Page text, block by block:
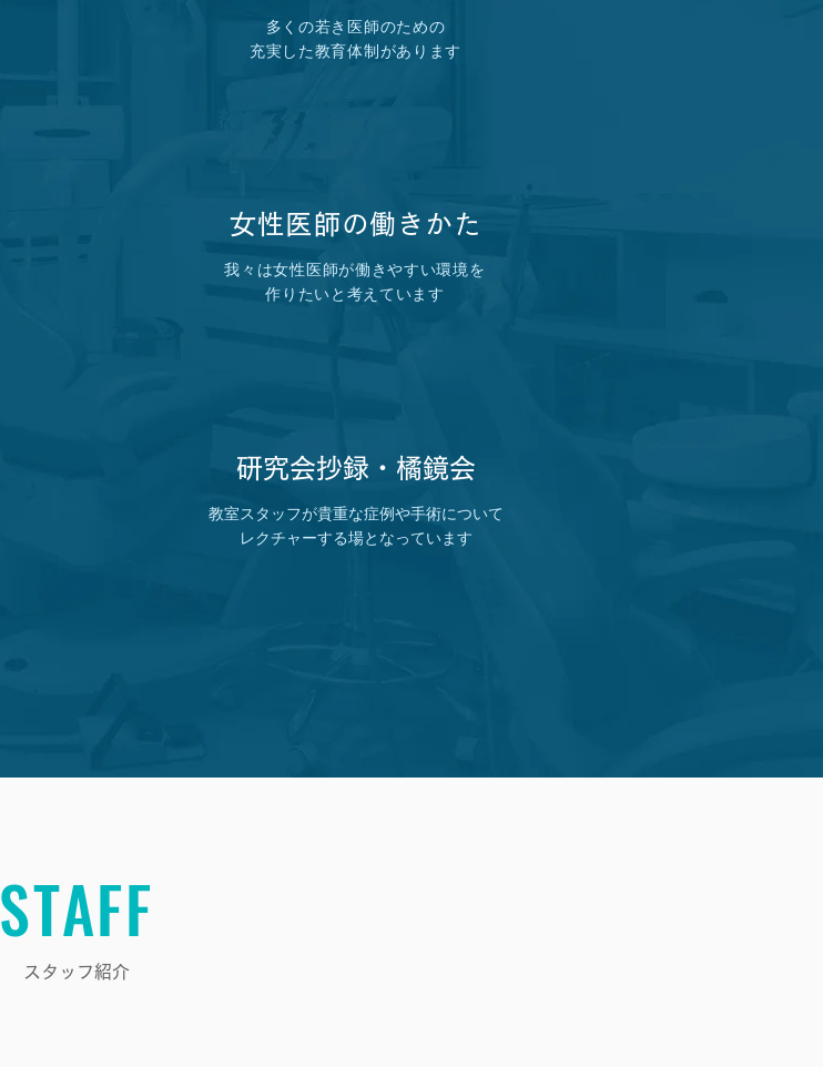
多くの若き医師のための
充実した教育体制があります
女性医師の働きかた
我々は女性医師が働きやすい環境を
作りたいと考えています
​研究会抄録・橘鏡会
教室スタッフが貴重な症例や手術について
レクチャーする場となっています
STAFF
スタッフ紹介